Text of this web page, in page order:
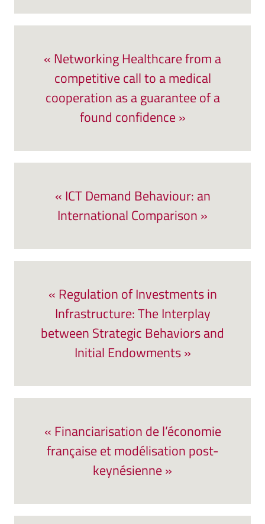
« Networking Healthcare from a
competitive call to a medical
cooperation as a guarantee of a
found confidence »
« ICT Demand Behaviour: an
International Comparison »
« Regulation of Investments in
Infrastructure: The Interplay
between Strategic Behaviors and
Initial Endowments »
« Financiarisation de l’économie
française et modélisation post-
keynésienne »